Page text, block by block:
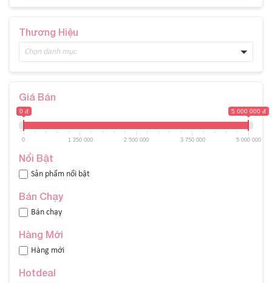
Thương Hiệu
Chọn danh mục
Giá Bán
0 đ 5 000 000 đ
0 1 250 000 2 500 000 3 750 000 5 000 000
Nổi Bật
Sản phẩm nổi bật
Bán Chạy
Bán chạy
Hàng Mới
Hàng mới
Hotdeal